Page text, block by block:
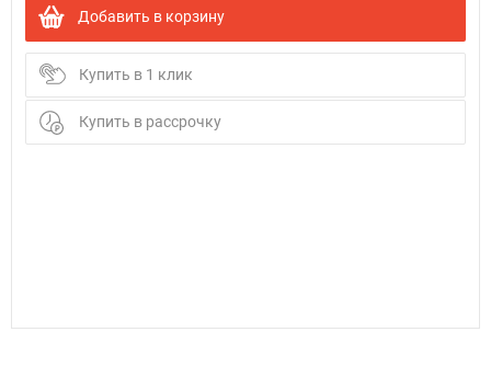
Добавить в корзину
Купить в 1 клик
Купить в рассрочку